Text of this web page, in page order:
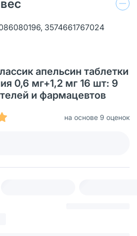
3574661767024
апельсин таблетки
0,6 мг+1,2 мг 16 шт: 9
и фармацевтов
на основе 9 оценок